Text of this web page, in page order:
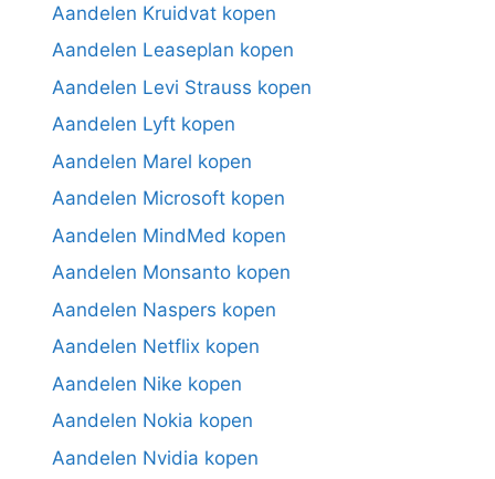
Aandelen Kruidvat kopen
Aandelen Leaseplan kopen
Aandelen Levi Strauss kopen
Aandelen Lyft kopen
Aandelen Marel kopen
Aandelen Microsoft kopen
Aandelen MindMed kopen
Aandelen Monsanto kopen
Aandelen Naspers kopen
Aandelen Netflix kopen
Aandelen Nike kopen
Aandelen Nokia kopen
Aandelen Nvidia kopen